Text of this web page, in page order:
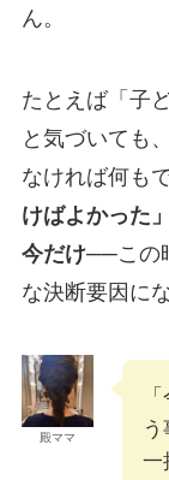
ん。
たとえば「子
と気づいても
なければ何も
けばよかった
今だけ──この
な決断要因に
殿ママ
一